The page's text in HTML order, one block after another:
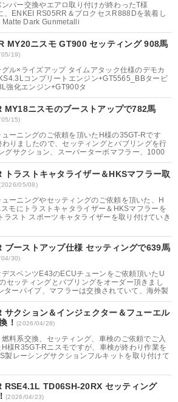
パー交換やエアロ取り付けが終わったT様
、ENKEI RS05RR＆プロクセスR888Dを装着し
Matte Dark Gunmetalli
MY20ニスモ GT900 セッティング 908馬
19)
グル×ライズアップ タイムアタック仕様のデモカ
コンプリートエンジン+GT5565_BBタービ
強化エンジン+GT900タ
MY18ニスモのブーストアップで782馬
15)
ーニングのご依頼を頂いたH様の35GT-Rです
りましたので、セッティングとバブリングを行
グサクション、スーパーターボマフラー、1000
トラストキャタライザー＆HKSマフラー取
05/08)
ーニングやセッティングのご依頼を頂いた、H
モにトラストキャタライザー＆HKSマフラーを
ラスト スポーツキャタライザーを取り付けていき
ブーストアップ仕様 セッティングで639馬
30)
デスベンツE43のECUチューンをご依頼頂いたU
セッティングとバブリングをオーダー頂きまし
ターパイプ、マフラーは交換されていて、海外製
サクション＆インジェクター＆フューエル
！(2026/04/28)
料系交換、セッティング、車検のご依頼でご入
様R35GT-Rニスモですが、車検が終わり作業を
製レーシングサクションフルキットを取り付けて
RSE4.1L TD06SH-20RX セッティング
(2026/04/23)